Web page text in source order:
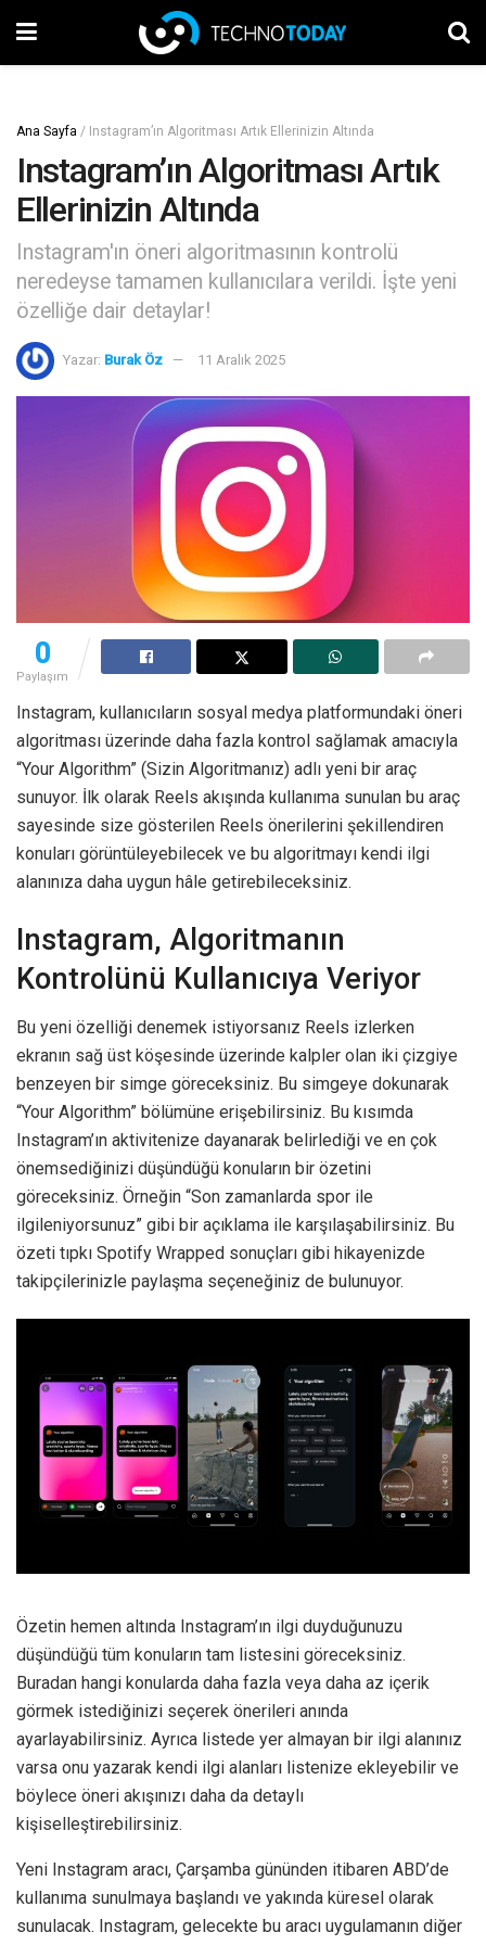
Ana Sayfa / Instagram’ın Algoritması Artık Ellerinizin Altında
Instagram’ın Algoritması Artık
Ellerinizin Altında
Instagram'ın öneri algoritmasının kontrolü
neredeyse tamamen kullanıcılara verildi. İşte yeni
özelliğe dair detaylar!
Yazar: Burak Öz 11 Aralık 2025
0
Paylaşım
Instagram, kullanıcıların sosyal medya platformundaki öneri
algoritması üzerinde daha fazla kontrol sağlamak amacıyla
“Your Algorithm” (Sizin Algoritmanız) adlı yeni bir araç
sunuyor. İlk olarak Reels akışında kullanıma sunulan bu araç
sayesinde size gösterilen Reels önerilerini şekillendiren
konuları görüntüleyebilecek ve bu algoritmayı kendi ilgi
alanınıza daha uygun hâle getirebileceksiniz.
Instagram, Algoritmanın
Kontrolünü Kullanıcıya Veriyor
Bu yeni özelliği denemek istiyorsanız Reels izlerken
ekranın sağ üst köşesinde üzerinde kalpler olan iki çizgiye
benzeyen bir simge göreceksiniz. Bu simgeye dokunarak
“Your Algorithm” bölümüne erişebilirsiniz. Bu kısımda
Instagram’ın aktivitenize dayanarak belirlediği ve en çok
önemsediğinizi düşündüğü konuların bir özetini
göreceksiniz. Örneğin “Son zamanlarda spor ile
ilgileniyorsunuz” gibi bir açıklama ile karşılaşabilirsiniz. Bu
özeti tıpkı Spotify Wrapped sonuçları gibi hikayenizde
takipçilerinizle paylaşma seçeneğiniz de bulunuyor.
Özetin hemen altında Instagram’ın ilgi duyduğunuzu
düşündüğü tüm konuların tam listesini göreceksiniz.
Buradan hangi konularda daha fazla veya daha az içerik
görmek istediğinizi seçerek önerileri anında
ayarlayabilirsiniz. Ayrıca listede yer almayan bir ilgi alanınız
varsa onu yazarak kendi ilgi alanları listenize ekleyebilir ve
böylece öneri akışınızı daha da detaylı
kişiselleştirebilirsiniz.
Yeni Instagram aracı, Çarşamba gününden itibaren ABD’de
kullanıma sunulmaya başlandı ve yakında küresel olarak
sunulacak. Instagram, gelecekte bu aracı uygulamanın diğer